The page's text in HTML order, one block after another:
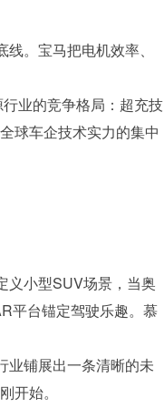
。宝马把电机效率、
业的竞争格局：超充技
球车企技术实力的集中
义小型SUV场景，当奥
平台锚定驾驶乐趣。慕
业铺展出一条清晰的未
开始。